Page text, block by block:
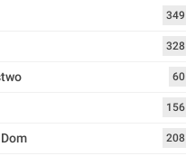
349
328
60
156
208